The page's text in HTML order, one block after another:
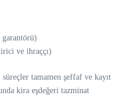
garantörü)
ve ihraççı)
süreçler tamamen şeffaf ve kayıt
kira eşdeğeri tazminat